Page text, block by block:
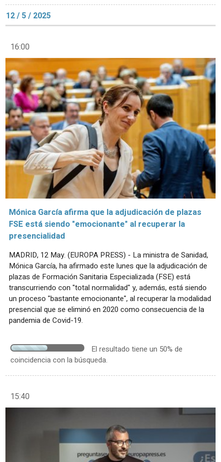
12 / 5 / 2025
16:00
Mónica García afirma que la adjudicación de plazas
FSE está siendo "emocionante" al recuperar la
presencialidad
MADRID, 12 May. (EUROPA PRESS) - La ministra de Sanidad,
Mónica García, ha afirmado este lunes que la adjudicación de
plazas de Formación Sanitaria Especializada (FSE) está
transcurriendo con "total normalidad" y, además, está siendo
un proceso "bastante emocionante", al recuperar la modalidad
presencial que se eliminó en 2020 como consecuencia de la
pandemia de Covid-19.
El resultado tiene un 50% de
coincidencia con la búsqueda.
15:40